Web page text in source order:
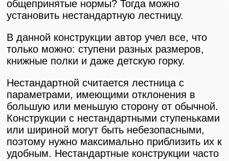
общепринятые нормы? Тогда можно
установить нестандартную лестницу.
В данной конструкции автор учел все, что
только можно: ступени разных размеров,
книжные полки и даже детскую горку.
Нестандартной считается лестница с
параметрами, имеющими отклонения в
большую или меньшую сторону от обычной.
Конструкции с нестандартными ступеньками
или шириной могут быть небезопасными,
поэтому нужно максимально приблизить их к
удобным. Нестандартные конструкции часто